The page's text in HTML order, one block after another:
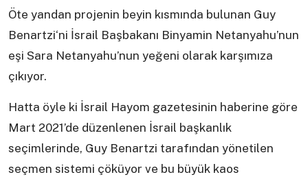
Öte yandan projenin beyin kısmında bulunan Guy
Benartzi‘ni İsrail Başbakanı Binyamin Netanyahu’nun
eşi Sara Netanyahu’nun yeğeni olarak karşımıza
çıkıyor.
Hatta öyle ki İsrail Hayom gazetesinin haberine göre
Mart 2021’de düzenlenen İsrail başkanlık
seçimlerinde, Guy Benartzi tarafından yönetilen
seçmen sistemi çöküyor ve bu büyük kaos